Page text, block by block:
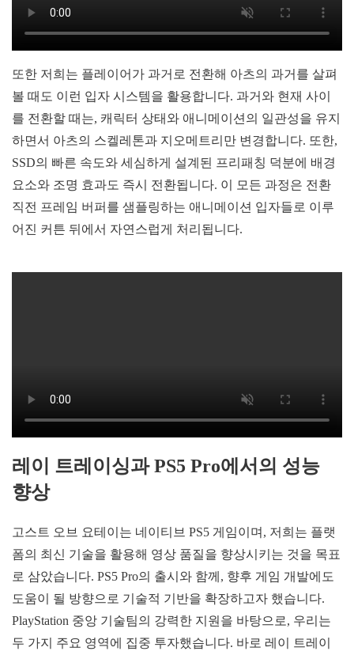
또한 저희는 플레이어가 과거로 전환해 아츠의 과거를 살펴
볼 때도 이런 입자 시스템을 활용합니다. 과거와 현재 사이
를 전환할 때는, 캐릭터 상태와 애니메이션의 일관성을 유지
하면서 아츠의 스켈레톤과 지오메트리만 변경합니다. 또한,
SSD의 빠른 속도와 세심하게 설계된 프리패칭 덕분에 배경
요소와 조명 효과도 즉시 전환됩니다. 이 모든 과정은 전환
직전 프레임 버퍼를 샘플링하는 애니메이션 입자들로 이루
어진 커튼 뒤에서 자연스럽게 처리됩니다.
레이 트레이싱과 PS5 Pro에서의 성능
향상
고스트 오브 요테이는 네이티브 PS5 게임이며, 저희는 플랫
폼의 최신 기술을 활용해 영상 품질을 향상시키는 것을 목표
로 삼았습니다. PS5 Pro의 출시와 함께, 향후 게임 개발에도
도움이 될 방향으로 기술적 기반을 확장하고자 했습니다.
PlayStation 중앙 기술팀의 강력한 지원을 바탕으로, 우리는
두 가지 주요 영역에 집중 투자했습니다. 바로 레이 트레이